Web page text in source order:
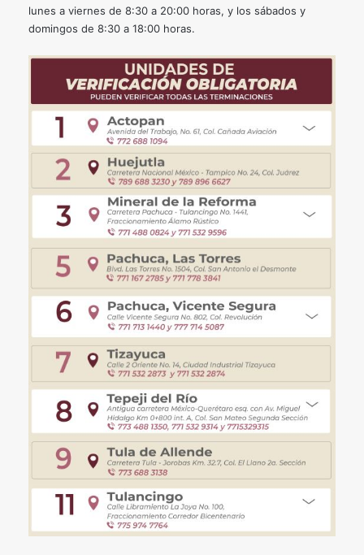
lunes a viernes de 8:30 a 20:00 horas, y los sábados y
domingos de 8:30 a 18:00 horas.